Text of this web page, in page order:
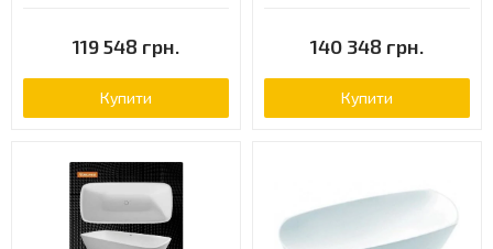
119 548 грн.
Купити
140 348 грн.
Купити